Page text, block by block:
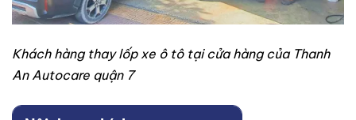
Khách hàng thay lốp xe ô tô tại cửa hàng của Thanh
An Autocare quận 7